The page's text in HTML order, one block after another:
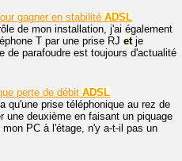
gagner en stabilité ADSL
de mon installation, j'ai également
T par une prise RJ etje
de parafoudre est toujours d'actualité
perte de débit ADSL
qu'une prise téléphonique au rez de
une deuxième en faisant un piquage
PC à l'étage, n'y a-t-il pas un